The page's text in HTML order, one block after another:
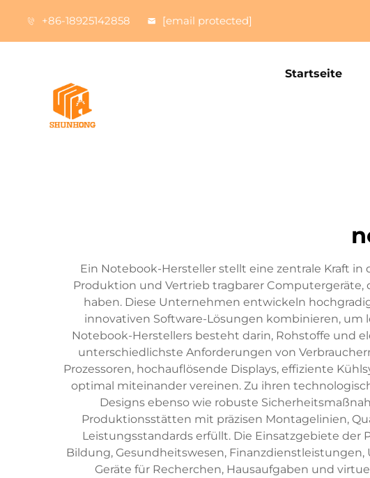
+86-18925142858 [email protected]
Startseite
Ein Notebook-Hersteller stellt eine zentrale Kraft
Produktion und Vertrieb tragbarer
haben. Diese Unternehmen entwickeln
innovativen Software-Lösungen kombinieren, um
Notebook-Herstellers besteht darin, Rohstoffe und
unterschiedlichste Anforderungen von
Prozessoren, hochauflösende Displays, effiziente
optimal miteinander vereinen. Zu ihren
Designs ebenso wie robuste
Produktionsstätten mit präzisen Montagelinien,
Leistungsstandards erfüllt. Die Einsatzgebiete
Bildung, Gesundheitswesen,
Geräte für Recherchen, Hausaufgaben und